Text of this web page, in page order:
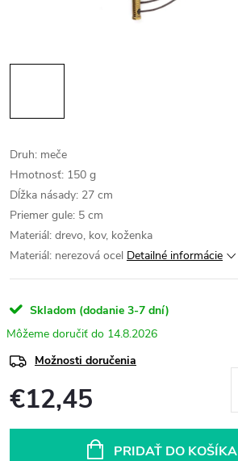
Druh: meče
Hmotnosť: 150 g
Dĺžka násady: 27 cm
Priemer gule: 5 cm
Materiál: drevo, kov, koženka
Materiál: nerezová ocel Detailné informácie
Skladom (dodanie 3-7 dní)
14.8.2026
Možnosti doručenia
€12,45
PRIDAŤ DO KOŠÍKA